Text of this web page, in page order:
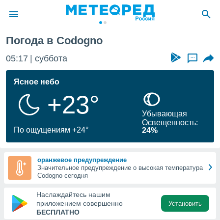
о
Вы можете
к этому
доступ
Погода в Codogno
05:17 суббота ...
Ясное небо
+23°
По ощущениям +24°
Убывающая
Освещенность:
24%
оранжевое предупреждение
Значительное предупреждение о высокая температура
Codogno сегодня
Наслаждайтесь нашим
приложением совершенно
БЕСПЛАТНО
Установить